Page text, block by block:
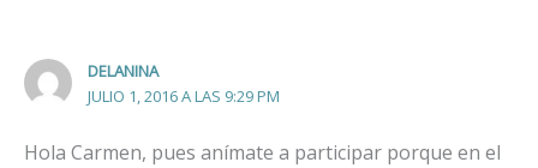
DELANINA
JULIO 1, 2016 A LAS 9:29 PM
Hola Carmen, pues anímate a participar porque en el